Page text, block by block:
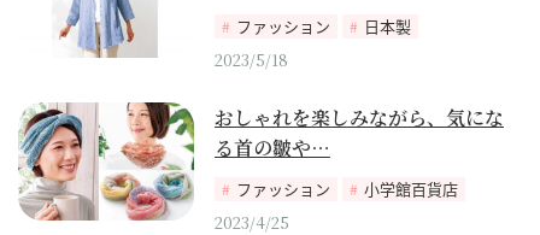
ファッション
日本製
2023/5/18
おしゃれを楽しみながら、気にな
る首の皺や…
ファッション
小学館百貨店
2023/4/25